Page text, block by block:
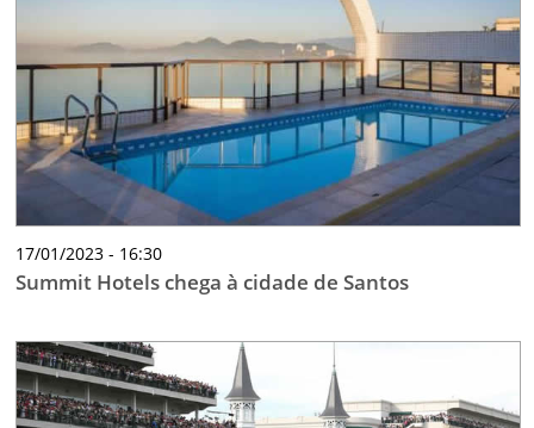
17/01/2023 - 16:30
Summit Hotels chega à cidade de Santos